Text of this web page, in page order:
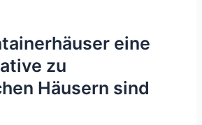
eine
zu
Häusern sind